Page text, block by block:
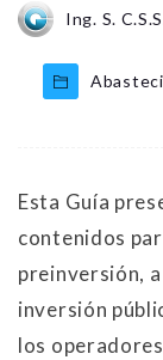
Ing. S.
Esta Guía
contenidos
preinversión,
inversión
los